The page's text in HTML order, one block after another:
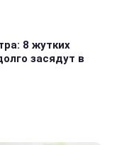
8 жутких
засядут в